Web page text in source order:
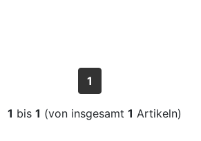
1
1 bis 1 (von insgesamt 1 Artikeln)